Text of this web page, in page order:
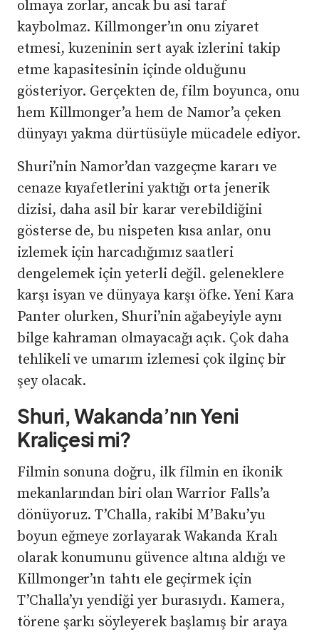
olmaya zorlar, ancak bu asi taraf
kaybolmaz. Killmonger’ın onu ziyaret
etmesi, kuzeninin sert ayak izlerini takip
etme kapasitesinin içinde olduğunu
gösteriyor. Gerçekten de, film boyunca, onu
hem Killmonger’a hem de Namor’a çeken
dünyayı yakma dürtüsüyle mücadele ediyor.
Shuri’nin Namor’dan vazgeçme kararı ve
cenaze kıyafetlerini yaktığı orta jenerik
dizisi, daha asil bir karar verebildiğini
gösterse de, bu nispeten kısa anlar, onu
izlemek için harcadığımız saatleri
dengelemek için yeterli değil. geleneklere
karşı isyan ve dünyaya karşı öfke. Yeni Kara
Panter olurken, Shuri’nin ağabeyiyle aynı
bilge kahraman olmayacağı açık. Çok daha
tehlikeli ve umarım izlemesi çok ilginç bir
şey olacak.
Shuri, Wakanda’nın Yeni
Kraliçesi mi?
Filmin sonuna doğru, ilk filmin en ikonik
mekanlarından biri olan Warrior Falls’a
dönüyoruz. T’Challa, rakibi M’Baku’yu
boyun eğmeye zorlayarak Wakanda Kralı
olarak konumunu güvence altına aldığı ve
Killmonger’ın tahtı ele geçirmek için
T’Challa’yı yendiği yer burasıydı. Kamera,
törene şarkı söyleyerek başlamış bir araya